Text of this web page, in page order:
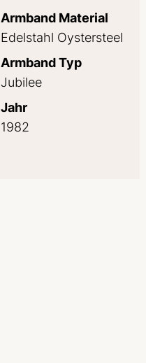
Armband Material
Edelstahl Oystersteel
Armband Typ
Jubilee
Jahr
1982